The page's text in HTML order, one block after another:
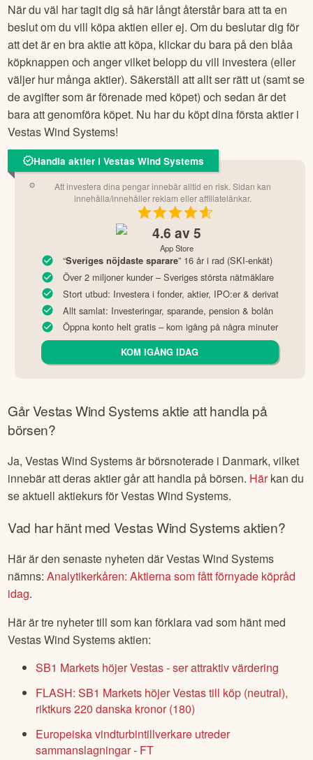
När du väl har tagit dig så här långt återstår bara att ta en
beslut om du vill köpa aktien eller ej. Om du beslutar dig för
att det är en bra aktie att köpa, klickar du bara på den blåa
köpknappen och anger vilket belopp du vill investera (eller
väljer hur många aktier). Säkerställ att allt ser rätt ut (samt se
de avgifter som är förenade med köpet) och sedan är det
bara att genomföra köpet. Nu har du köpt dina första aktier i
Vestas Wind Systems!
Handla aktier i Vestas Wind Systems
Att investera dina pengar innebär alltid en risk. Sidan kan
innehålla/innehåller reklam eller affiliatelänkar.
4.6 av 5
App Store
“Sveriges nöjdaste sparare” 16 år i rad (SKI-enkät)
Över 2 miljoner kunder – Sveriges största nätmäklare
Stort utbud: Investera i fonder, aktier, IPO:er & derivat
Allt samlat: Investeringar, sparande, pension & bolån
Öppna konto helt gratis – kom igång på några minuter
KOM IGÅNG IDAG
GårVestas Wind Systemsaktie att handla på
börsen?
Ja,Vestas Wind Systemsär börsnoterade i Danmark, vilket
innebär att deras aktier går att handla på börsen. Härkan du
se aktuell aktiekurs förVestas Wind Systems.
Vad har hänt med Vestas Wind Systemsaktien?
Här är den senaste nyheten därVestas Wind Systems
nämns:Analytikerkåren: Aktierna som fått förnyade köpråd
idag.
Här är tre nyheter till som kan förklara vad som hänt med
Vestas Wind Systemsaktien:
SB1 Markets höjer Vestas - ser attraktiv värdering
FLASH: SB1 Markets höjer Vestas till köp (neutral),
riktkurs 220 danska kronor (180)
Europeiska vindturbintillverkare utreder
sammanslagningar - FT